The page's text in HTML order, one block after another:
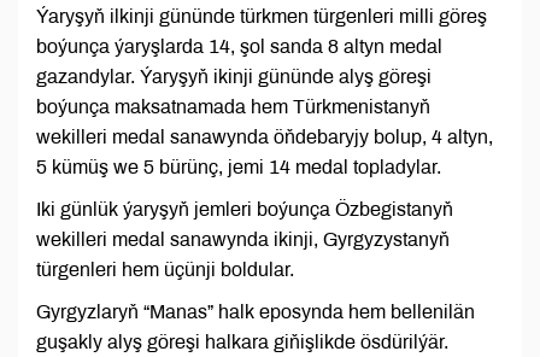
Ýaryşyň ilkinji gününde türkmen türgenleri milli göreş
boýunça ýaryşlarda 14, şol sanda 8 altyn medal
gazandylar. Ýaryşyň ikinji gününde alyş göreşi
boýunça maksatnamada hem Türkmenistanyň
wekilleri medal sanawynda öňdebaryjy bolup, 4 altyn,
5 kümüş we 5 bürünç, jemi 14 medal topladylar.
Iki günlük ýaryşyň jemleri boýunça Özbegistanyň
wekilleri medal sanawynda ikinji, Gyrgyzystanyň
türgenleri hem üçünji boldular.
Gyrgyzlaryň “Manas” halk eposynda hem bellenilän
guşakly alyş göreşi halkara giňişlikde ösdürilýär.